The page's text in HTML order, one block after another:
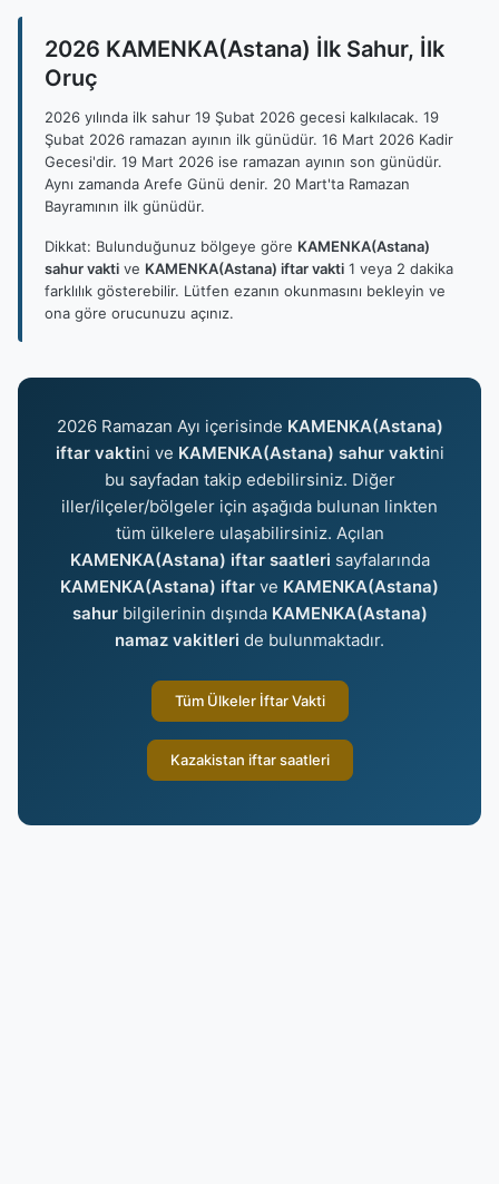
2026 KAMENKA(Astana) İlk Sahur, İlk
Oruç
2026 yılında ilk sahur 19 Şubat 2026 gecesi kalkılacak. 19
Şubat 2026 ramazan ayının ilk günüdür. 16 Mart 2026 Kadir
Gecesi'dir. 19 Mart 2026 ise ramazan ayının son günüdür.
Aynı zamanda Arefe Günü denir. 20 Mart'ta Ramazan
Bayramının ilk günüdür.
Dikkat: Bulunduğunuz bölgeye göre KAMENKA(Astana)
sahur vakti ve KAMENKA(Astana) iftar vakti 1 veya 2 dakika
farklılık gösterebilir. Lütfen ezanın okunmasını bekleyin ve
ona göre orucunuzu açınız.
2026 Ramazan Ayı içerisinde KAMENKA(Astana)
iftar vaktini ve KAMENKA(Astana) sahur vaktini
bu sayfadan takip edebilirsiniz. Diğer
iller/ilçeler/bölgeler için aşağıda bulunan linkten
tüm ülkelere ulaşabilirsiniz. Açılan
KAMENKA(Astana) iftar saatleri sayfalarında
KAMENKA(Astana) iftar ve KAMENKA(Astana)
sahurbilgilerinin dışında KAMENKA(Astana)
namaz vakitleri de bulunmaktadır.
Tüm Ülkeler İftar Vakti
Kazakistan iftar saatleri